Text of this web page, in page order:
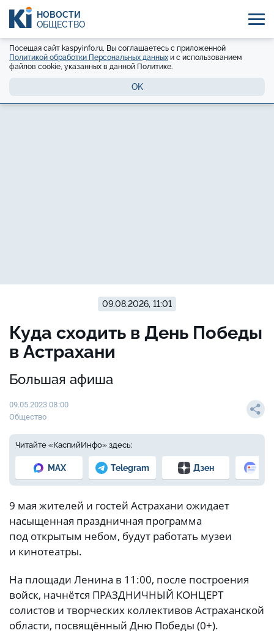
НОВОСТИ
ОБЩЕСТВО
Посещая сайт kaspyinfo.ru, Вы соглашаетесь с приложенной
Политикой обработки Персональных данных и с использованием
файлов cookie, указанных в данной Политике.
OK
09.08.2026, 11:01
Куда сходить в День Победы
в Астрахани
Большая афиша
09.05.2023 08:00
Общество
Читайте «КаспийИнфо» здесь:
MAX Telegram Дзен
9 мая жителей и гостей Астрахани ожидает
насыщенная праздничная программа
под открытым небом, будут работать музеи
и кинотеатры.
На площади Ленина в 11:00, после построения
войск, начнётся ПРАЗДНИЧНЫЙ КОНЦЕРТ
солистов и творческих коллективов Астраханской
области, посвящённый Дню Победы (0+).